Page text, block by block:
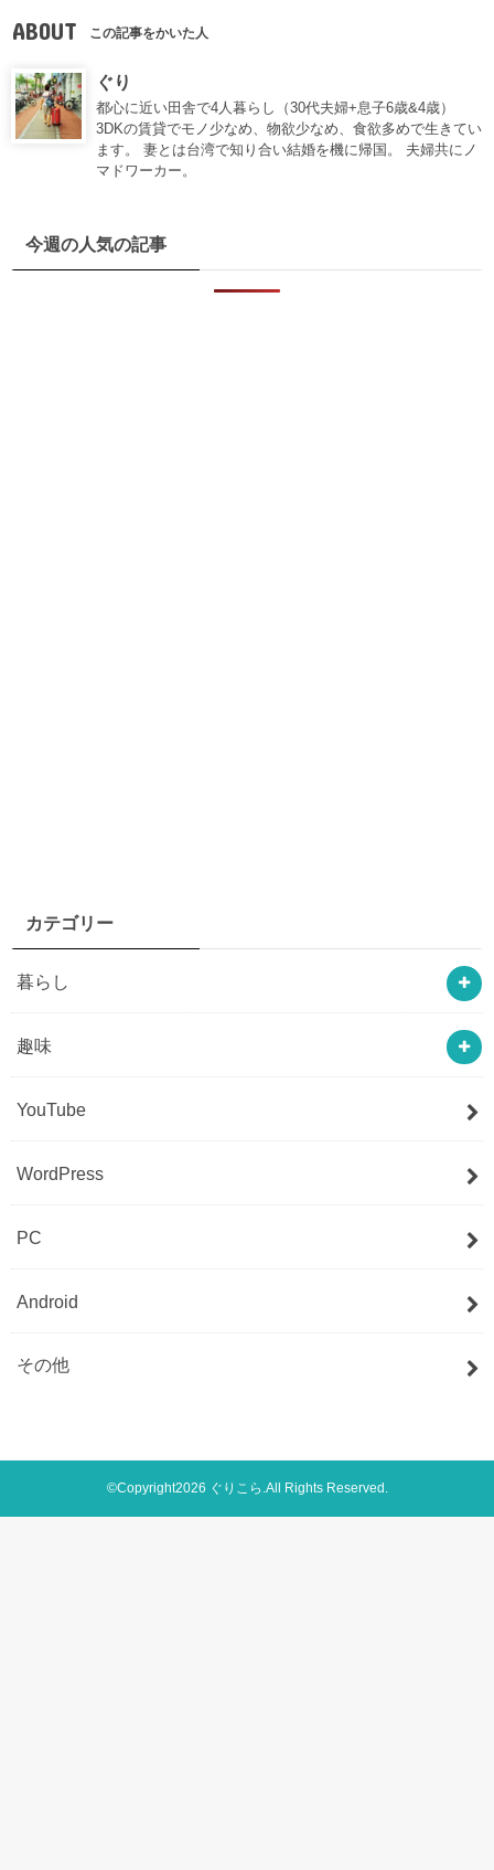
ABOUT この記事をかいた人
ぐり
都心に近い田舎で4人暮らし（30代夫婦+息子6歳&4歳）
3DKの賃貸でモノ少なめ、物欲少なめ、食欲多めで生きてい
ます。 妻とは台湾で知り合い結婚を機に帰国。 夫婦共にノ
マドワーカー。
今週の人気の記事
カテゴリー
暮らし
趣味
YouTube
WordPress
PC
Android
その他
©Copyright2026 ぐりこら .All Rights Reserved.